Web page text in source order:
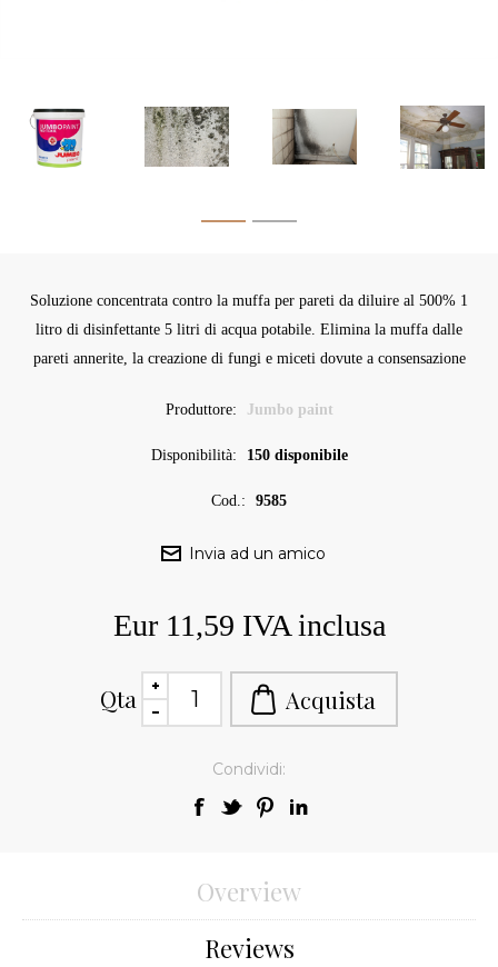
Soluzione concentrata contro la muffa per pareti da diluire al 500% 1
litro di disinfettante 5 litri di acqua potabile. Elimina la muffa dalle
pareti annerite, la creazione di fungi e miceti dovute a consensazione
Produttore: Jumbo paint
Disponibilità: 150 disponibile
Cod.: 9585
Eur 11,59 IVA inclusa
Qta
Condividi:
Overview
Reviews